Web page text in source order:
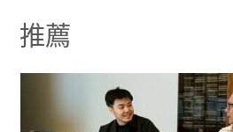
推薦